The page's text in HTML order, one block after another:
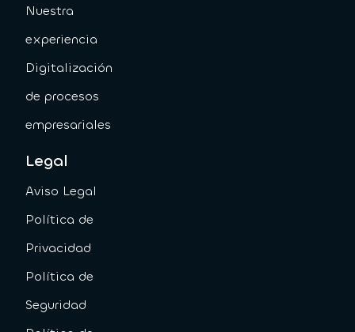
Nuestra
experiencia
Digitalización
de procesos
empresariales
Legal
Aviso Legal
Política de
Privacidad
Política de
Seguridad